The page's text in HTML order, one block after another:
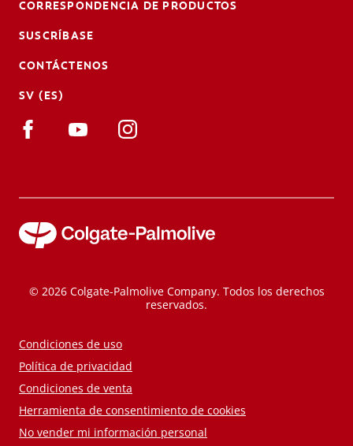
CORRESPONDENCIA DE PRODUCTOS
SUSCRÍBASE
CONTÁCTENOS
SV (ES)
© 2026 Colgate-Palmolive Company. Todos los derechos
reservados.
Condiciones de uso
Política de privacidad
Condiciones de venta
Herramienta de consentimiento de cookies
No vender mi información personal